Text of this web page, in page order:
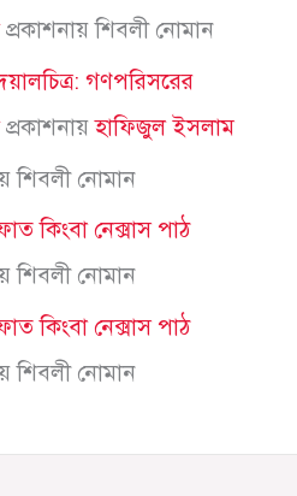
প্রকাশনায়শিবলী নোমান
গণপরিসরের
প্রকাশনায়হাফিজুল ইসলাম
শিবলী নোমান
কিংবা নেক্সাস পাঠ
শিবলী নোমান
কিংবা নেক্সাস পাঠ
শিবলী নোমান